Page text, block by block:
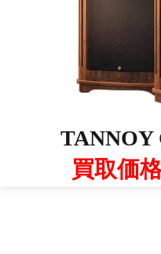
TANNOY
買取価